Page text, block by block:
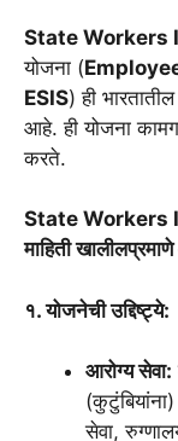
State Workers
योजना (
ESIS) ही
आहे. ही योजना
करते.
State Workers
माहिती
१. योजनेची उद्दिष्ट्ये:
आरोग्य सेवा:
सेवा,